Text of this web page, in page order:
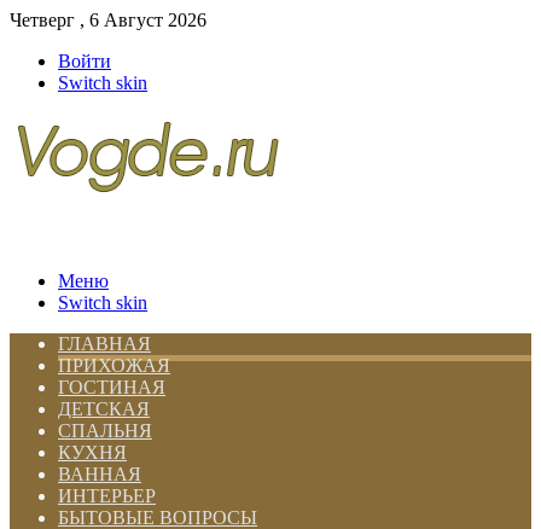
Четверг , 6 Август 2026
Войти
Switch skin
Меню
Switch skin
ГЛАВНАЯ
ПРИХОЖАЯ
ГОСТИНАЯ
ДЕТСКАЯ
СПАЛЬНЯ
КУХНЯ
ВАННАЯ
ИНТЕРЬЕР
БЫТОВЫЕ ВОПРОСЫ